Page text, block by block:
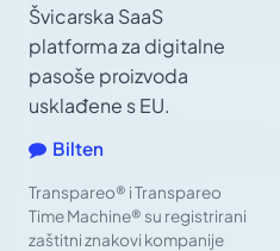
Švicarska SaaS
platforma za digitalne
pasoše proizvoda
usklađene s EU.
Bilten
Transpareo® i Transpareo
Time Machine® su registrirani
zaštitni znakovi kompanije